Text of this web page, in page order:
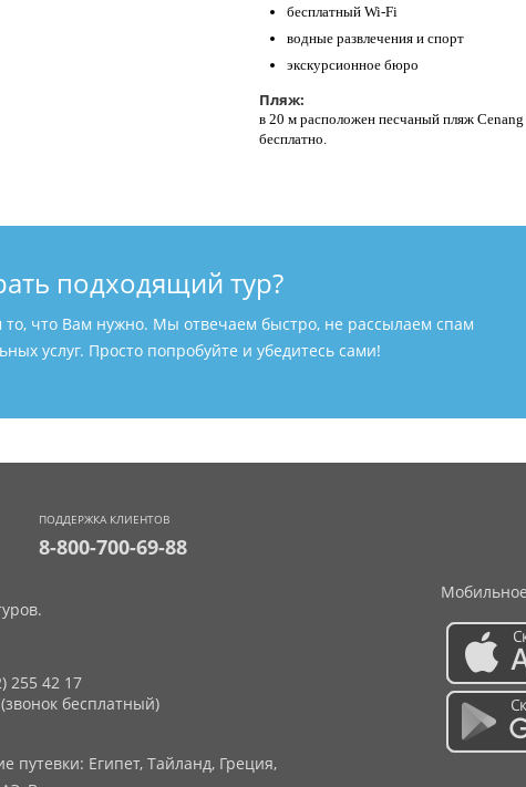
бесплатный Wi-Fi
водные развлечения и спорт
экскурсионное бюро
Пляж:
в 20 м расположен песчаный пляж
бесплатно.
подходящий тур?
то, что Вам нужно. Мы отвечаем быстро, не рассылаем спам
услуг. Просто попробуйте и убедитесь сами!
ПОДДЕРЖКА КЛИЕНТОВ
8-800-700-69-88
255 42 17
бесплатный)
путевки: Египет, Тайланд, Греция,